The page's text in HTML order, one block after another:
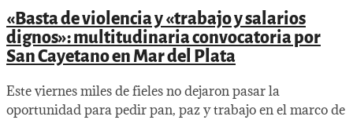
«Basta de violencia y «trabajo y salarios
dignos»: multitudinaria convocatoria por
San Cayetano en Mar del Plata
Este viernes miles de fieles no dejaron pasar la
oportunidad para pedir pan, paz y trabajo en el marco de